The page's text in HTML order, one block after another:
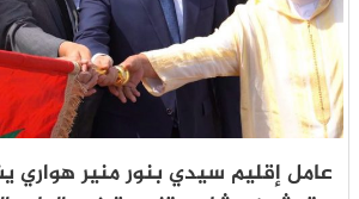
عامل إقليم سيدي بنور منير